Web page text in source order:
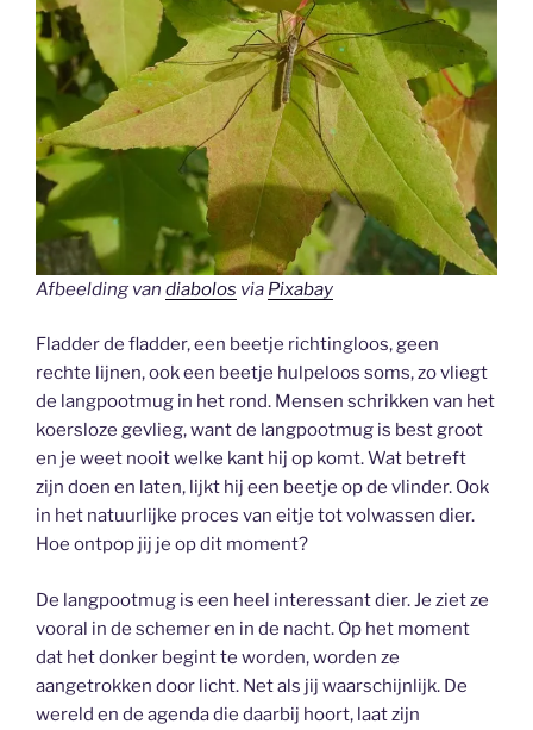
Afbeelding van diabolos via Pixabay
Fladder de fladder, een beetje richtingloos, geen
rechte lijnen, ook een beetje hulpeloos soms, zo vliegt
de langpootmug in het rond. Mensen schrikken van het
koersloze gevlieg, want de langpootmug is best groot
en je weet nooit welke kant hij op komt. Wat betreft
zijn doen en laten, lijkt hij een beetje op de vlinder. Ook
in het natuurlijke proces van eitje tot volwassen dier.
Hoe ontpop jij je op dit moment?
De langpootmug is een heel interessant dier. Je ziet ze
vooral in de schemer en in de nacht. Op het moment
dat het donker begint te worden, worden ze
aangetrokken door licht. Net als jij waarschijnlijk. De
wereld en de agenda die daarbij hoort, laat zijn